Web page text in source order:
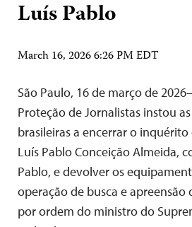
Luís Pablo
March 16, 2026 6:26 PM EDT
São Paulo, 16 de março de
Proteção de Jornalistas instou
brasileiras a encerrar o
Luís Pablo Conceição Almeida,
Pablo, e devolver os
operação de busca e apreensão
por ordem do ministro do